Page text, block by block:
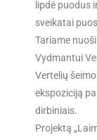
lipdė puodus
sveikatai
Tariame
Vydmantui
Vertelių
ekspoziciją
dirbiniais.
Projektą